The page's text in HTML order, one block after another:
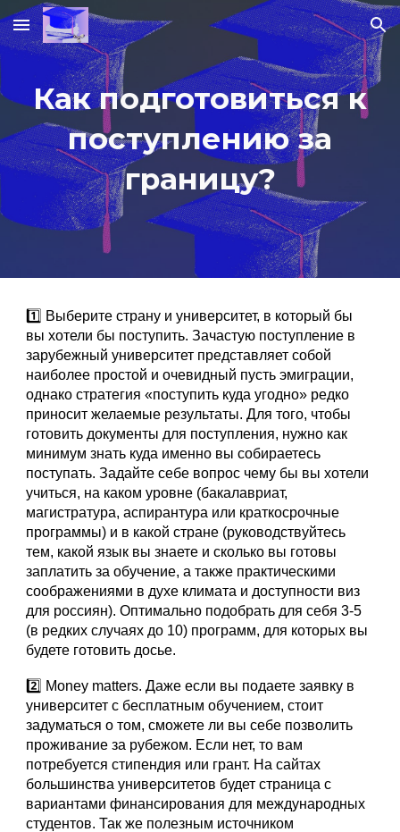
Skip to main content Skip to navigation
Как подготовиться к
поступлению за
границу?
1️⃣ Выберите страну и университет, в который бы
вы хотели бы поступить. Зачастую поступление в
зарубежный университет представляет собой
наиболее простой и очевидный пусть эмиграции,
однако стратегия «поступить куда угодно» редко
приносит желаемые результаты. Для того, чтобы
готовить документы для поступления, нужно как
минимум знать куда именно вы собираетесь
поступать. Задайте себе вопрос чему бы вы хотели
учиться, на каком уровне (бакалавриат,
магистратура, аспирантура или краткосрочные
программы) и в какой стране (руководствуйтесь
тем, какой язык вы знаете и сколько вы готовы
заплатить за обучение, а также практическими
соображениями в духе климата и доступности виз
для россиян). Оптимально подобрать для себя 3-5
(в редких случаях до 10) программ, для которых вы
будете готовить досье.
2️⃣ Money matters. Даже если вы подаете заявку в
университет с бесплатным обучением, стоит
задуматься о том, сможете ли вы себе позволить
проживание за рубежом. Если нет, то вам
потребуется стипендия или грант. На сайтах
большинства университетов будет страница с
вариантами финансирования для международных
студентов. Так же полезным источником